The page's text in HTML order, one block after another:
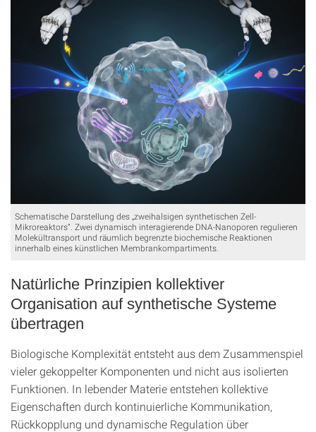
Schematische Darstellung des „zweihalsigen synthetischen Zell-
Mikroreaktors“. Zwei dynamisch interagierende DNA-Nanoporen regulieren
Molekültransport und räumlich begrenzte biochemische Reaktionen
innerhalb eines künstlichen Membrankompartiments.
Natürliche Prinzipien kollektiver
Organisation auf synthetische Systeme
übertragen
Biologische Komplexität entsteht aus dem Zusammenspiel
vieler gekoppelter Komponenten und nicht aus isolierten
Funktionen. In lebender Materie entstehen kollektive
Eigenschaften durch kontinuierliche Kommunikation,
Rückkopplung und dynamische Regulation über